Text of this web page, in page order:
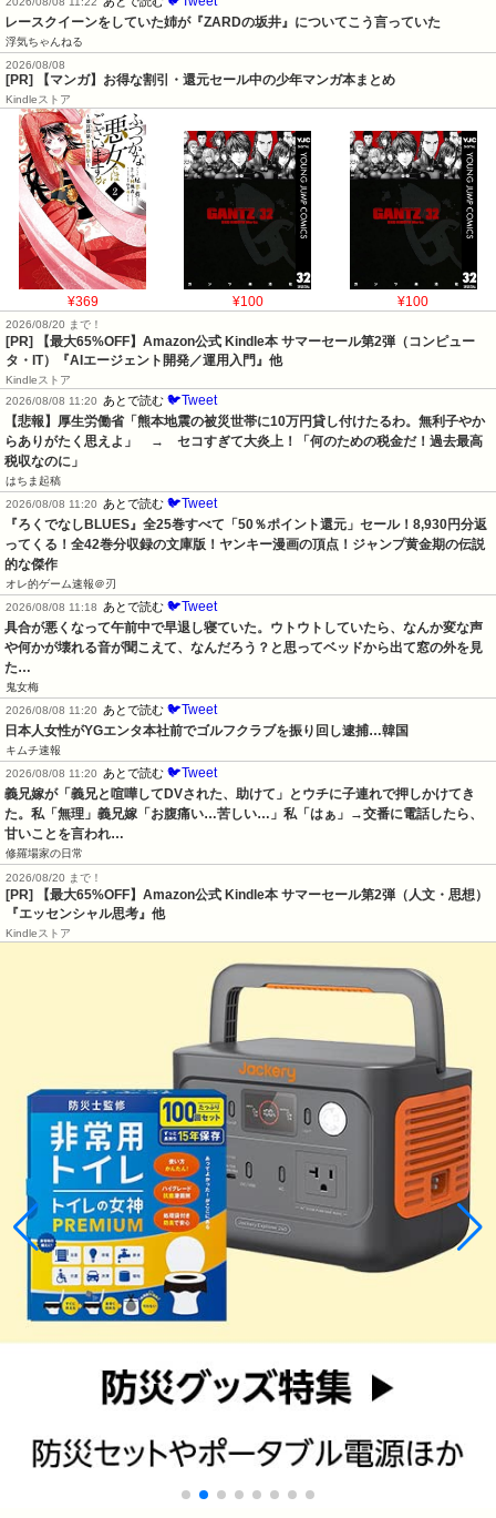
レースクイーンをしていた姉が『ZARDの坂井』についてこう言っていた
浮気ちゃんねる
2026/08/08
[PR] 【マンガ】お得な割引・還元セール中の少年マンガ本まとめ
Kindleストア
¥369 ¥100 ¥100
2026/08/20 まで！
[PR]
【最大65%OFF】Amazon公式 Kindle本 サマーセール第2弾（コンピュー
タ・IT）『AIエージェント開発／運用入門』他
Kindleストア
2026/08/08 11:20 あとで読む 🐦Tweet
【悲報】厚生労働省「熊本地震の被災世帯に10万円貸し付けたるわ。無利子やか
らありがたく思えよ」　→　セコすぎて大炎上！「何のための税金だ！過去最高
税収なのに」
はちま起稿
2026/08/08 11:20 あとで読む 🐦Tweet
『ろくでなしBLUES』全25巻すべて「50％ポイント還元」セール！8,930円分返
ってくる！全42巻分収録の文庫版！ヤンキー漫画の頂点！ジャンプ黄金期の伝説
的な傑作
オレ的ゲーム速報＠刃
2026/08/08 11:18 あとで読む 🐦Tweet
具合が悪くなって午前中で早退し寝ていた。ウトウトしていたら、なんか変な声
や何かが壊れる音が聞こえて、なんだろう？と思ってベッドから出て窓の外を見
た…
鬼女梅
2026/08/08 11:20 あとで読む 🐦Tweet
日本人女性がYGエンタ本社前でゴルフクラブを振り回し逮捕…韓国
キムチ速報
2026/08/08 11:20 あとで読む 🐦Tweet
義兄嫁が「義兄と喧嘩してDVされた、助けて」とウチに子連れで押しかけてき
た。私「無理」義兄嫁「お腹痛い…苦しい…」私「はぁ」→交番に電話したら、
甘いことを言われ…
修羅場家の日常
2026/08/20 まで！
[PR]
【最大65%OFF】Amazon公式 Kindle本 サマーセール第2弾（人文・思想）
『エッセンシャル思考』他
Kindleストア